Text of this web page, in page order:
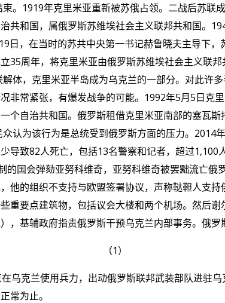
。 1919年克里米亚重新被苏俄占领。二战后苏联
共和国，属俄罗斯苏维埃社会主义联邦共和国。
19日，在当时的苏共中央第一书记赫鲁晓夫主导下
35周年，将克里米亚由俄罗斯苏维埃社会主义联
解体，克里米亚半岛成为乌克兰的一部分。对此许
非常紧张，有爆发战争的可能。 1992年5月5日克
个自治共和国。俄罗斯租借克里米亚南部的塞瓦
认为该行为是总统受到俄罗斯方面的压力。 2014
导致82人死亡，包括13名警察和记者，超过1,100
的国会弹劾亚努科维奇，亚努科维奇被罢黜流亡俄罗
他的组织不支持与欧盟签署协议，声称鞑靼人支
重要点建筑物，包括议会大楼和两个机场。然后
，基辅政府指责俄罗斯干预乌克兰内部事务。俄罗
（1）
乌克兰使用兵力，出动俄罗斯联邦武装部队进驻
常为止。